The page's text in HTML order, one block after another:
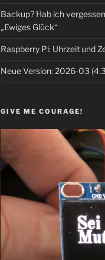
Backup? Hab ich
„Ewiges Glück“
Raspberry Pi: Uhrzeit und
Neue Version: 2026-03
GIVE ME COURAGE!